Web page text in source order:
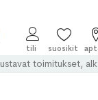
toimitukset,